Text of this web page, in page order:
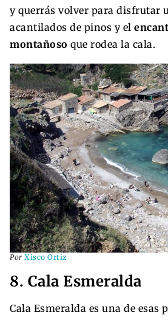
y querrás volver para disfrutar
acantilados de pinos y el
montañoso que rodea la cala.
Por Xisco Ortiz
8. Cala Esmeralda
Cala Esmeralda es una de esas